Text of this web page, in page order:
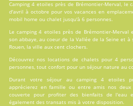
Camping 4 etoiles près de Brémontier-Merval, le
d'avril à octobre pour vos vacances en
mobil home ou chalet jusqu'à 6 personnes.
Le camping 4 etoiles près de Brémontier-Merval
son abbaye, au coeur de la Vallée de la Seine et
Rouen, la ville aux cent clochers.
Découvrez nos locations de chaletspour 4
personnes, tout confort pour un séjour nature au
Durant votre séjour au camping 4 etoiles
apprécierez en famille ou entre amis nos deux
couverte pour profiter des bienfaits de l'eau
également des transats mis à votre disposition.